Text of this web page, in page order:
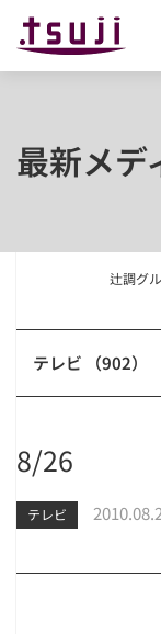
辻調グ
最新メデ
テレビ （902）
8/26
テレビ